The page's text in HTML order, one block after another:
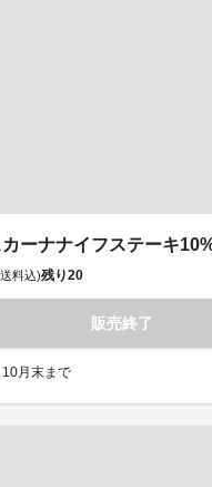
カーナナイフステーキ
料込)残り20
販売終了
月末まで